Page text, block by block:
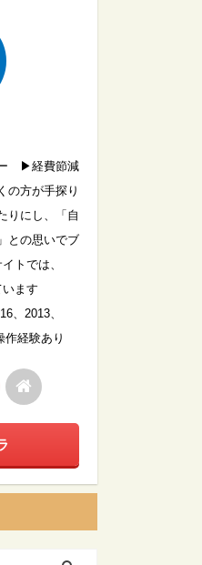
ー ▶︎経費節減
の方が手探り
りにし、「自
との思いでブ
トでは、
います
、2013、
作経験あり